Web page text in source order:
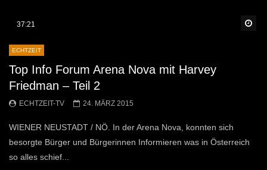
37:21
ECHTZEIT
Top Info Forum Arena Nova mit Harvey
Friedman – Teil 2
ECHTZEIT-TV 24. MÄRZ 2015
WIENER NEUSTADT / NÖ. In der Arena Nova, konnten sich
besorgte Bürger und Bürgerinnen Informieren was in Österreich
so alles schief...